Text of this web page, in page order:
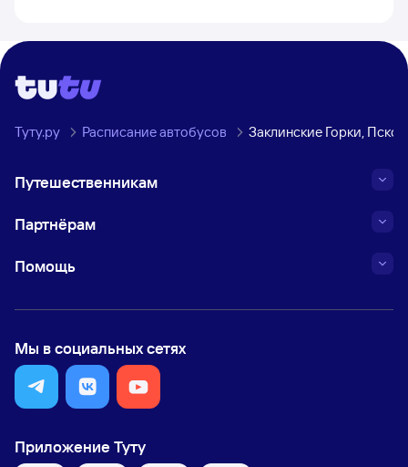
Туту.ру Расписание автобусов Заклинские Горки,
Путешественникам
Партнёрам
Помощь
Мы в социальных сетях
Приложение Туту